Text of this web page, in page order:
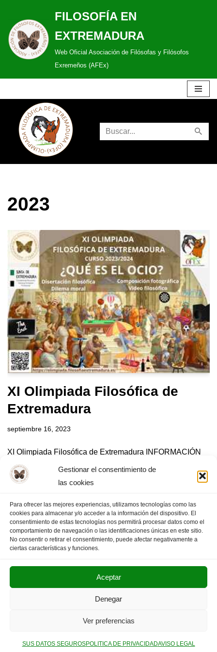
Gestionar el consentimiento de
las cookies
Para ofrecer las mejores experiencias, utilizamos tecnologías como las
cookies para almacenar y/o acceder a la información del dispositivo. El
consentimiento de estas tecnologías nos permitirá procesar datos como el
comportamiento de navegación o las identificaciones únicas en este sitio.
No consentir o retirar el consentimiento, puede afectar negativamente a
ciertas características y funciones.
Aceptar
Denegar
Ver preferencias
SUS DATOS SEGUROSPOLITICA DE PRIVACIDADAVISO LEGAL
Saltar
al
contenido
FILOSOFÍA EN
EXTREMADURA
Web Oficial Asociación de Filósofas y Filósofos
Exremeños (AFEx)
2023
XI Olimpiada Filosófica de
Extremadura
septiembre 16, 2023
XI Olimpiada Filosófica de Extremadura INFORMACIÓN
GENERAL Cartel de la XI OFEX Díptico de la XI OFEX
Bases Generales de la XI OFEX DOCUMENTACIÓN
disertación 2024(XI Olimpiada) Ejercicio Dilema XI
Olimpiada Criterios corrección…Leer más »
POLITICA DE PRIVACIDAD
AVISO LEGAL
Neve| Funciona gracias aWordPress